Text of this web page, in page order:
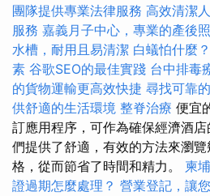
團隊提供專業法律服務 高效清潔
服務 嘉義月子中心，專業的產後
水槽，耐用且易清潔 白蟻怕什麼
素 谷歌SEO的最佳實踐 台中排毒
的貨物運輸更高效快捷 尋找可靠
供舒適的生活環境 整脊治療 便宜
訂應用程序，可作為確保經濟酒
們提供了舒適，有效的方法來瀏
格，從而節省了時間和精力。 柬
證過期怎麼處理？ 營業登記，讓